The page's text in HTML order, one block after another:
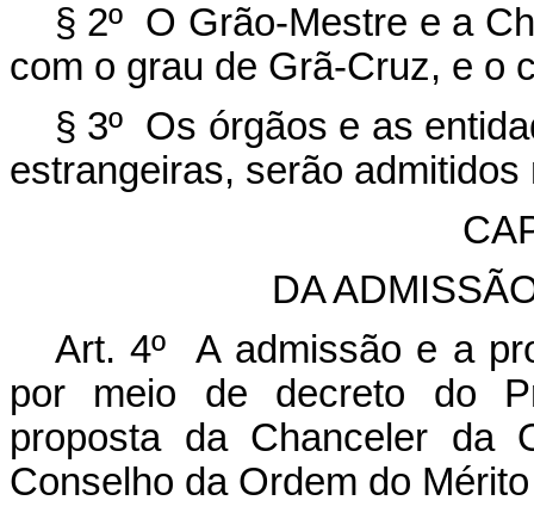
§ 2º O Grão-Mestre e a
com o grau de Grã-Cruz, e o
§ 3º Os órgãos e as
estrangeiras, serão
DA
Art. 4º A admissão e a
por meio de decreto do
proposta da Chanceler da
Conselho da Ordem do